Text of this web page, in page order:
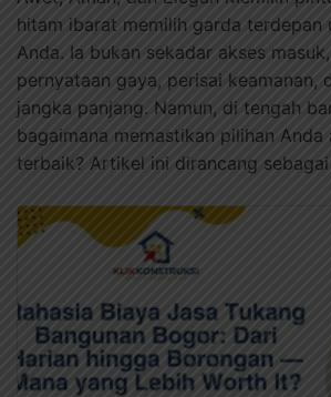
hitam ibarat memilih garda
Anda. Ia bukan sekadar akses
pernyataan gaya, perisai keamanan,
jangka panjang. Namun, di tengah
bagaimana memastikan pilihan Anda
terbaik? Artikel ini dirancang